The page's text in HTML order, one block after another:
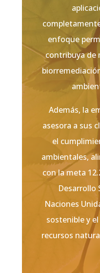
enfoque
contribuya de
Además, la
asesora a sus
el
ambientales,
con la meta
Desarrollo
Naciones
sostenible y
recursos